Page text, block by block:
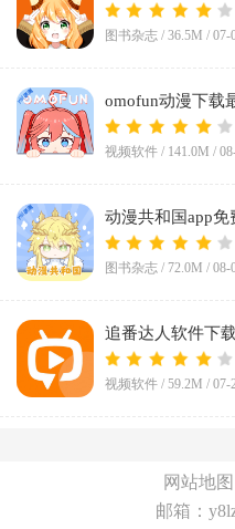
2026v1.5.8.0
图书杂志 / 36.5M / 07-
omofun动漫下载
视频软件 / 141.0M /
动漫共和国app
图书杂志 / 72.0M / 08-
追番达人软件下
视频软件 / 59.2M / 07-
网站地图
邮箱：